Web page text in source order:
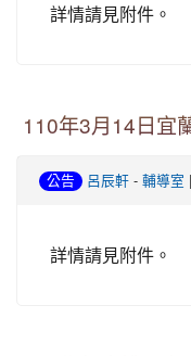
詳情請見附件。
110年3月14日宜
公告 呂辰軒 - 輔導室
詳情請見附件。